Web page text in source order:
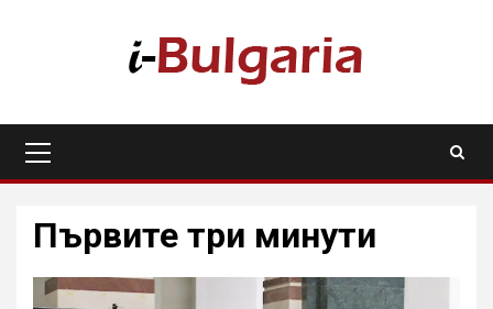
Menu
Първите три минути